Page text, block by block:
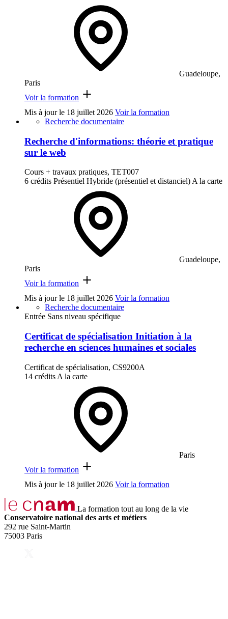
Guadeloupe,
Paris
Voir la formation
Mis à jour le 18 juillet 2026 Voir la formation
Recherche documentaire
Recherche d'informations: théorie et pratique
sur le web
Cours + travaux pratiques, TET007
6 crédits Présentiel Hybride (présentiel et distanciel) A la carte
Guadeloupe,
Paris
Voir la formation
Mis à jour le 18 juillet 2026 Voir la formation
Recherche documentaire
Entrée Sans niveau spécifique
Certificat de spécialisation Initiation à la
recherche en sciences humaines et sociales
Certificat de spécialisation, CS9200A
14 crédits A la carte
Paris
Voir la formation
Mis à jour le 18 juillet 2026 Voir la formation
La formation tout au long de la vie
Conservatoire national des arts et métiers
292 rue Saint-Martin
75003 Paris